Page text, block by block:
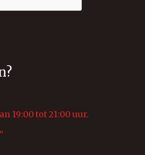
19:00 tot 21:00 uur.